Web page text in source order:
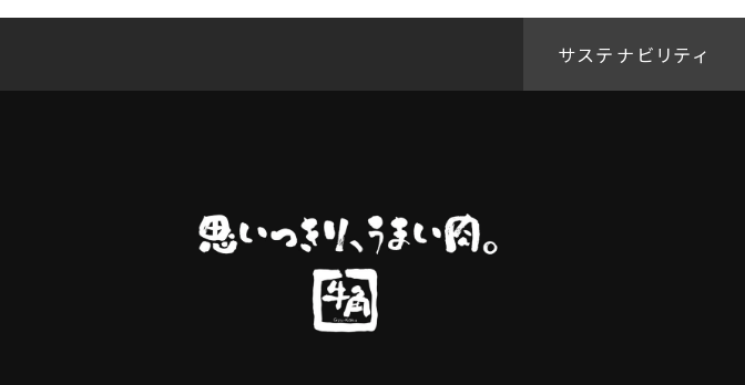
サステナビリティ